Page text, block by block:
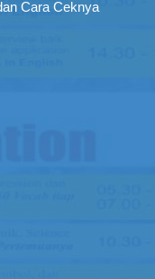
Cara Ceknya